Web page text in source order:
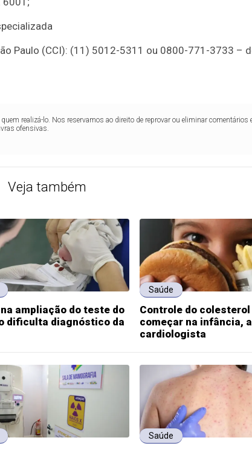
Paulo (CCI): (11) 5012-5311 ou 0800-771-3733 –
realizá-lo. Nos reservamos ao direito de reprovar ou eliminar comentários
ofensivas.
Veja também
ampliação do teste do
dificulta diagnóstico da
Saúde
Controle do colesterol
começar na infância,
cardiologista
Saúde